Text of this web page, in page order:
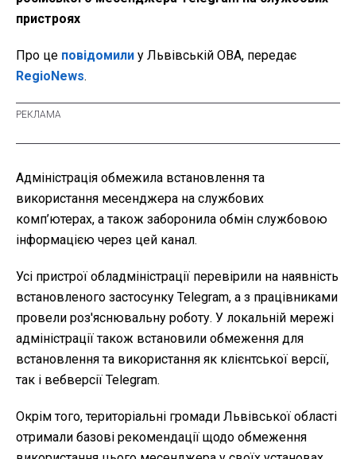
пристроях
Про це повідомили у Львівській ОВА, передає
RegioNews.
Адміністрація обмежила встановлення та
використання месенджера на службових
комп’ютерах, а також заборонила обмін службовою
інформацією через цей канал.
Усі пристрої обладміністрації перевірили на наявність
встановленого застосунку Telegram, а з працівниками
провели роз'яснювальну роботу. У локальній мережі
адміністрації також встановили обмеження для
встановлення та використання як клієнтської версії,
так і вебверсії Telegram.
Окрім того, територіальні громади Львівської області
отримали базові рекомендації щодо обмеження